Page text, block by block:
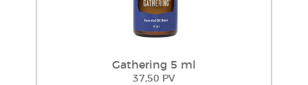
Gathering 5 ml
37,50 PV